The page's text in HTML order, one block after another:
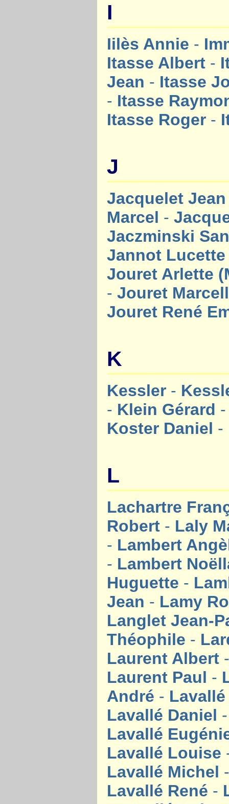
I
Iilès Annie -
Itasse Albert -
Jean - Itasse
- Itasse
Itasse Roger -
J
Jacquelet
Marcel -
Jaczminski
Jannot
Jouret Arlette
-Jouret
Jouret René
K
Kessler -
- Klein Gérard
Koster Daniel -
L
Lachartre
Robert - Laly
- Lambert
- Lambert
Huguette -
Jean - Lamy
Langlet Jean-
Théophile -
Laurent Albert
Laurent Paul -
André -
Lavallé Daniel
Lavallé
Lavallé Louise
Lavallé Michel
Lavallé René -